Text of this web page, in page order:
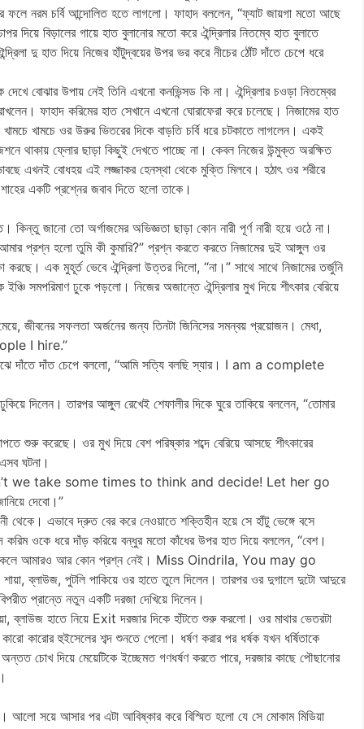
ফলে নরম চর্বি আন্দোলিত হতে লাগলো। ফাহাদ বললেন, “ফ্যাট জায়গা মতো আছে
দিয়ে বিড়ালের গায়ে হাত বুলানোর মতো করে ঐন্দ্রিলার নিতম্বে হাত বুলাতে
দু হাত দিয়ে নিজের হাঁটুদ্বয়ের উপর ভর করে নীচের ঠোঁট দাঁতে চেপে ধরে
দেখে বোঝার উপায় নেই তিনি এখনো কনভিন্সড কি না। ঐন্দ্রিলার চওড়া নিতম্বের
ফাহাদ করিমের হাত সেখানে এখনো ঘোরাফেরা করে চলেছে। নিজামের হাত
খামচে ওর উরুর ভিতরের দিকে বাড়তি চর্বি ধরে চটকাতে লাগলেন। একই
থাকায় ফ্লোর ছাড়া কিছুই দেখতে পাচ্ছে না। কেবল নিজের উন্মুক্ত অরক্ষিত
এখনই বোধহয় এই লজ্জাকর হেনস্থা থেকে মুক্তি মিলবে। হঠাৎ ওর শরীরে
একটি প্রশ্নের জবাব দিতে হলো তাকে।
কিন্তু জানো তো অর্গাজমের অভিজ্ঞতা ছাড়া কোন নারী পূর্ণ নারী হয়ে ওঠে না।
প্রশ্ন হলো তুমি কী কুমারি?” প্রশ্ন করতে করতে নিজামের দুই আঙ্গুল ওর
এক মুহূর্ত ভেবে ঐন্দ্রিলা উত্তর দিলো, “না।” সাথে সাথে নিজামের তর্জুনি
সমপরিমাণ ঢুকে পড়লো। নিজের অজান্তে ঐন্দ্রিলার মুখ দিয়ে শীৎকার বেরিয়ে
জীবনের সফলতা অর্জনের জন্য তিনটা জিনিসের সমন্বয় প্রয়োজন। মেধা,
I hire.”
মাঝে দাঁতে দাঁত চেপে বললো, “আমি সত্যি বলছি স্যার। I am a complete
দিলেন। তারপর আঙ্গুল রেখেই শেফালীর দিকে ঘুরে তাকিয়ে বললেন, “তোমার
শুরু করেছে। ওর মুখ দিয়ে বেশ পরিষ্কার শব্দে বেরিয়ে আসছে শীৎকারের
ঘটনা।
don’t we take some times to think and decide! Let her go
দেবো।”
থেকে। এভাবে দ্রুত বের করে নেওয়াতে শক্তিহীন হয়ে সে হাঁটু ভেঙ্গে বসে
ওকে ধরে দাঁড় করিয়ে বন্ধুর মতো কাঁধের উপর হাত দিয়ে বললেন, “বেশ।
থাকলে আমারও আর কোন প্রশ্ন নেই। Miss Oindrila, You may go
ব্লাউজ, পুটলি পাকিয়ে ওর হাতে তুলে দিলেন। তারপর ওর দুগালে দুটো আদুরে
প্রান্তে নতুন একটি দরজা দেখিয়ে দিলেন।
ব্লাউজ হাতে নিয়ে Exit দরজার দিকে হাঁটতে শুরু করলো। ওর মাথার ভেতরটা
কারোর হুইসেলের শব্দ শুনতে পেলো। ধর্ষণ করার পর ধর্ষক যখন ধর্ষিতাকে
চোখ দিয়ে মেয়েটিকে ইচ্ছেমত গণধর্ষণ করতে পারে, দরজার কাছে পৌছানোর
আলো সয়ে আসার পর এটা আবিষ্কার করে বিস্মিত হলো যে সে মোকাম মিডিয়া